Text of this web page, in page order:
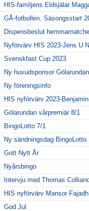
HIS-familjens Eldsjälar
GÅ-fotbollen. Säsongsstart
Dispensbeslut
Nyförvärv HIS 2023-Jens U
Svenskfast Cup 2023
Ny huvudsponsor Gölarundan
Ny föreningsinfo
HIS nyförvärv 2023-
Gölarundan vårpremiär 8/1
BingoLotto 7/1
Ny sändningsdag BingoLotto
Gott Nytt År
Nyårsbingo
Intervju med Thomas
HIS nyförvärv Mansor
God Jul